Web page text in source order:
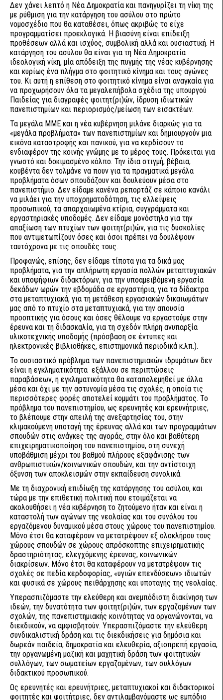
Δεν χάνει λεπτό η Νέα Δημοκρατία και πανηγυρίζει τη νίκη της
με ρύθμιση για την κατάργηση του ασύλου στο πρώτο
νομοσχέδιο που θα καταθέσει, όπως ακριβώς το είχε
προγραμματίσει προεκλογικά. Η βιασύνη είναι επίδειξη
προθέσεων αλλά και ισχύος, συμβολική αλλά και ουσιαστική. Η
κατάργηση του ασύλου θα είναι για τη Νέα Δημοκρατία
ιδεολογική νίκη, μία απόδειξη της πυγμής της νέας κυβέρνησης
και κυρίως ένα πλήγμα στο φοιτητικό κίνημα και τους αγώνες
του. Κι αυτή η επίθεση στο φοιτητικό κίνημα είναι αναγκαία για
να προχωρήσουν όλα τα μεγαλεπήβολα σχέδια της υπουργού
Παιδείας για διαγραφές φοιτητ(ρι)ών, ίδρυση ιδιωτικών
πανεπιστημίων και περιορισμός/μείωση των εισακτέων.
Τα μεγάλα ΜΜΕ και η νέα κυβέρνηση μιλάνε διαρκώς για τα
«μεγάλα προβλήματα» των πανεπιστημίων και δημιουργούν μια
εικόνα καταστροφής και πανικού, για να κερδίσουν το
ενδιαφέρον της κοινής γνώμης με το μέρος τους. Πρόκειται για
γνωστό και δοκιμασμένο κόλπο. Την ίδια στιγμή, βέβαια,
κουβέντα δεν τολμάνε να πουν για τα πραγματικά μεγάλα
προβλήματα όσων σπουδάζουν και δουλεύουν μέσα στο
πανεπιστήμιο. Δεν είδαμε κανένα ρεπορτάζ σε κάποιο κανάλι
να μιλάει για την υποχρηματοδότηση, τις ελλείψεις
προσωπικού, τα απαρχαιωμένα κτίρια, συγγράμματα και
εργαστηριακές υποδομές. Δεν είδαμε μονόστηλα για την
απαξίωση των πτυχίων των φοιτητ(ρι)ών, για τις δυσκολίες
που αντιμετωπίζουν όσες και όσοι πρέπει να δουλέψουν
ταυτόχρονα με τις σπουδές τους.
Προφανώς, επίσης, δεν είδαμε τίποτα για τα δικά μας
προβλήματα, για την απλήρωτη εργασία πολλών μεταπτυχιακών
και υποψήφιων διδακτόρων, για την υποαμειβόμενη εργασία
δεκάδων ωρών την εβδομάδα σε εργαστήρια, για τα δίδακτρα
στα μεταπτυχιακά, για τη μετάθεση εργασιακών δικαιωμάτων
μας από το πτυχίο στα μεταπτυχιακά, για την απουσία
προοπτικής για όσους και όσες θέλουμε να εργαστούμε στην
έρευνα και τη διδασκαλία, για τη σχεδόν πλήρη ανυπαρξία
υλικοτεχνικής υποδομής (πρόσβαση σε έντυπες και
ηλεκτρονικές βιβλιοθήκες, επιστημονικά περιοδικά κ.λπ.).
Το ουσιαστικό πρόβλημα των πανεπιστημιακών ιδρυμάτων δεν
είναι η εγκληματικότητα εξάλλου σε περιπτώσεις
παραβάσεων, η εγκληματικότητα θα καταπολεμηθεί με άλλα
μέσα και όχι με την αστυνομία μέσα τις σχολές, η οποία τις
περισσότερες φορές αποτελεί κομμάτι του προβλήματος. Το
πρόβλημα του πανεπιστημίου, ως ερευνητές και ερευνήτριες,
το βλέπουμε στην απειλή της ανεξαρτησίας του, στην
κλιμακούμενη υποταγή της έρευνας αλλά και των προγραμμάτων
σπουδών στις ανάγκες της αγοράς, στην όλο και βαθύτερη
επιχειρηματικοποίηση του πανεπιστημίου, στη συνεχή
υποβάθμιση μέχρι του βαθμού πλήρους εξαφάνισης των
ανθρωπιστικών/κοινωνικών σπουδών, και την αντίστοιχη
όξυνση των αποκλεισμών στην εκπαίδευση συνολικά.
Με τη διαχρονική επιδίωξη της κατάργησης του ασύλου, και
τώρα με την επιθετική πολιτική που ετοιμάζεται να
ακολουθήσει η νέα κυβέρνηση το ζητούμενο ήταν και είναι η
καταστολή των αγώνων της νεολαίας και του συνόλου του
εργαζόμενου δυναμικού μέσα στους χώρους του πανεπιστημίου.
Μόνο έτσι θα καταφέρουν να μετατρέψουν εξ ολοκλήρου τους
χώρους σπουδών σε χώρους απρόσκοπτης επιχειρηματικής
δραστηριότητας, ελεγχόμενης έρευνας, κοινωνικών
διακρίσεων. Μόνο έτσι θα καταφέρουν να μετατρέψουν τις
σχολές σε πεδία κερδοφορίας, «υγιών επενδύσεων» ιδιωτών
και φυσικά σε χώρους πειθάρχησης και υποταγής της νεολαίας.
Υπερασπιζόμαστε την ελεύθερη και ανεμπόδιστη διακίνηση των
ιδεών, την δυνατότητα των φοιτητ(ρι)ών, των εργαζομένων των
σχολών, της πανεπιστημιακής κοινότητας να οργανώνονται, να
διεκδικούν, να αμφισβητούν. Υπερασπιζόμαστε την ελεύθερη
συνδικαλιστική δράση και τις διεκδικήσεις για δημόσια και
δωρεάν παιδεία, δημοκρατία και ελευθερία, αξιοπρεπή εργασία,
την οργανωμένη μαζική και μαχητική δράση των φοιτητικών
συλλόγων, των σωματείων εργαζομένων, των συλλόγων
διδακτικού προσωπικού.
Ως ερευνητές και ερευνήτριες, μεταπτυχιακοί και διδακτορικοί
φοιτητές και φοιτήτριες, δεν αντιλαμβανόμαστε ως εμπόδιο